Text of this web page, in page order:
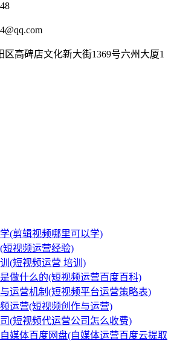
区高碑店文化新大街1369号六州大厦1
(剪辑视频哪里可以学)
视频运营经验)
(短视频运营 培训)
做什么的(短视频运营百度百科)
运营机制(短视频平台运营策略表)
运营(短视频创作与运营)
(短视频代运营公司怎么收费)
媒体百度网盘(自媒体运营百度云提取